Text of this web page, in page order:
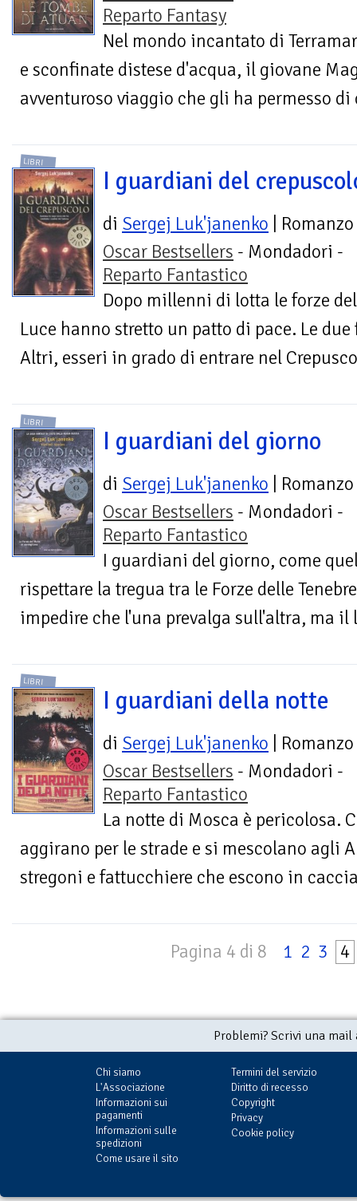
Reparto Fantasy
Nel mondo incantato di
e sconfinate distese d'acqua, il giovane
avventuroso viaggio che gli ha permesso
LIBRI
I guardiani del
di Sergej Luk'janenko | Romanzo
Oscar Bestsellers - Mondadori -
Reparto Fantastico
Dopo millenni di lotta le forze
Luce hanno stretto un patto di pace. Le
Altri, esseri in grado di entrare nel
LIBRI
I guardiani del giorno
di Sergej Luk'janenko | Romanzo
Oscar Bestsellers - Mondadori -
Reparto Fantastico
I guardiani del giorno, come
rispettare la tregua tra le Forze delle
impedire che l'una prevalga sull'altra, ma
LIBRI
I guardiani della notte
di Sergej Luk'janenko | Romanzo
Oscar Bestsellers - Mondadori -
Reparto Fantastico
La notte di Mosca è pericolosa.
aggirano per le strade e si mescolano agli
stregoni e fattucchiere che escono in
Pagina 4 di 8 1 2 3 4
Problemi? Scrivi una
Chi siamo
L'Associazione
Informazioni sui
pagamenti
Informazioni sulle
spedizioni
Come usare il sito
Termini del servizio
Diritto di recesso
Copyright
Privacy
Cookie policy